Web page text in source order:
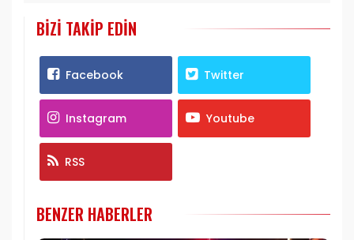
BIZI TAKIP EDIN
Facebook Twitter
Instagram Youtube
RSS
BENZER HABERLER